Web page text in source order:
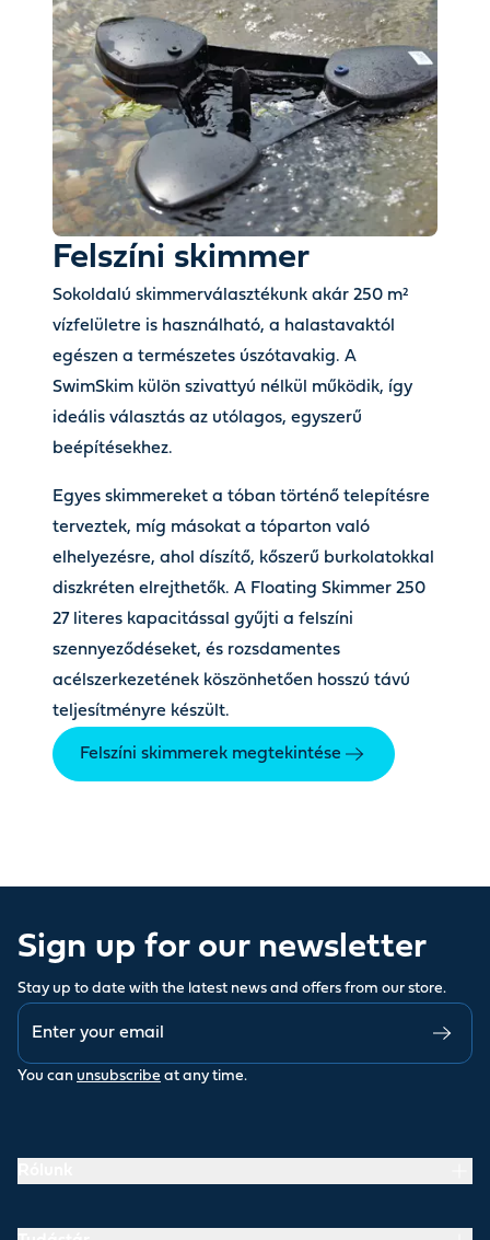
Felszíni skimmer
Sokoldalú skimmerválasztékunk akár 250 m²
vízfelületre is használható, a halastavaktól
egészen a természetes úszótavakig. A
SwimSkim külön szivattyú nélkül működik, így
ideális választás az utólagos, egyszerű
beépítésekhez.
Egyes skimmereket a tóban történő telepítésre
terveztek, míg másokat a tóparton való
elhelyezésre, ahol díszítő, kőszerű burkolatokkal
diszkréten elrejthetők. A Floating Skimmer 250
27 literes kapacitással gyűjti a felszíni
szennyeződéseket, és rozsdamentes
acélszerkezetének köszönhetően hosszú távú
teljesítményre készült.
Felszíni skimmerek megtekintése
Sign up for our newsletter
Stay up to date with the latest news and offers from our store.
You can unsubscribe at any time.